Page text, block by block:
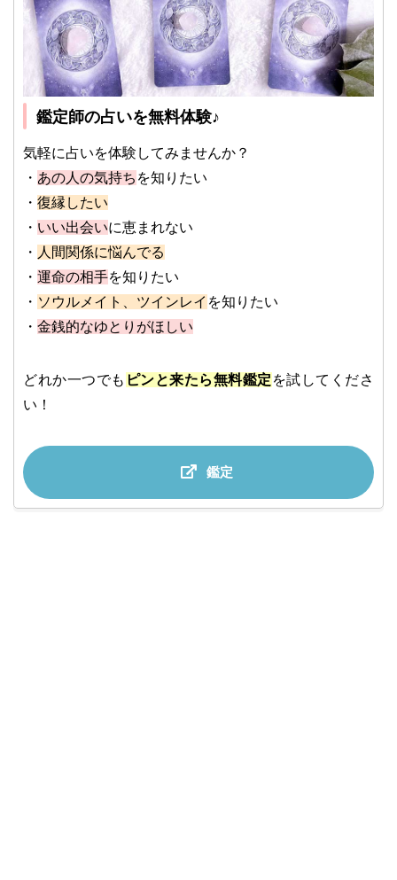
鑑定師の占いを無料体験♪
気軽に占いを体験してみませんか？
・ あの人の気持ち を知りたい
・ 復縁したい
・ いい出会いに恵まれない
・ 人間関係に悩んでる
・ 運命の相手を知りたい
・ ソウルメイト、ツインレイ を知りたい
・ 金銭的なゆとりがほしい
どれか一つでも ピンと来たら無料鑑定 を試してくださ
い！
鑑定